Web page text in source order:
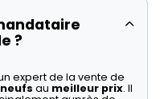
?
expert de la vente de
au meilleur prix. Il